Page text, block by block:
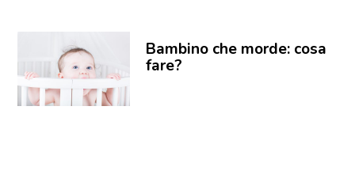
Bambino che morde: cosa
fare?